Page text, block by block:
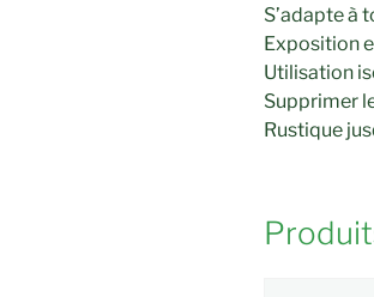
S’adapte à
Exposition
Utilisation
Supprimer
Rustique